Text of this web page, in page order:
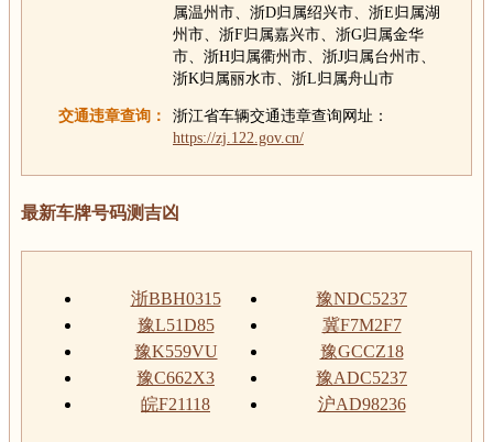
属温州市、浙D归属绍兴市、浙E归属湖
州市、浙F归属嘉兴市、浙G归属金华
市、浙H归属衢州市、浙J归属台州市、
浙K归属丽水市、浙L归属舟山市
交通违章查询：
浙江省车辆交通违章查询网址：
https://zj.122.gov.cn/
最新车牌号码测吉凶
浙BBH0315
豫NDC5237
豫L51D85
冀F7M2F7
豫K559VU
豫GCCZ18
豫C662X3
豫ADC5237
皖F21118
沪AD98236